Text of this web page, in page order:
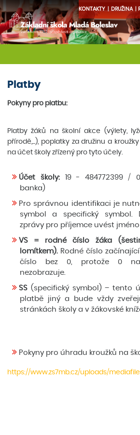
DRUŽINA
KONTAKTY
Platby
Pokyny pro platbu:
Platby žáků na školní akce (výlety,
přírodě,...), poplatky za družinu a
na účet školy zřízený pro tyto účely.
Účet školy:19 - 484772399 /
banka)
Pro správnou identifikaci je
symbol a specifický symbol.
zprávy pro příjemce uvést jméno
VS = rodné číslo žáka
lomítkem).Rodné číslo
číslo bez 0, protože 0 na
nezobrazuje.
SS (specifický symbol) – tento
platbě jiný a bude vždy
stránkách školy a v žákovské
Pokyny pro úhradu kroužků na
https://www.zs7mb.cz/uploads/